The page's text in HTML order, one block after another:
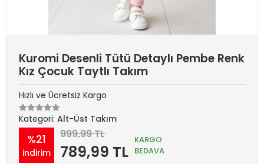
Kuromi Desenli Tütü Detaylı Pembe Renk
Kız Çocuk Taytlı Takım
Hızlı ve Ücretsiz Kargo
Kategori: Alt-Üst Takım
%21
indirim
999,99 TL
789,99 TL
KARGO
BEDAVA